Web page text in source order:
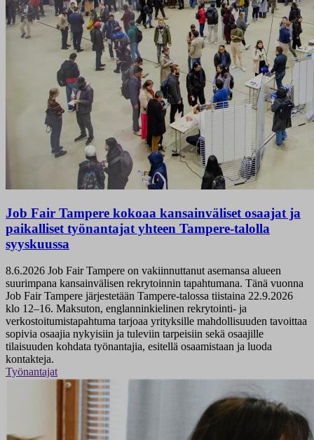
Job Fair Tampere kokoaa kansainväliset osaajat ja
paikalliset työnantajat yhteen Tampere-talolla
syyskuussa
8.6.2026 Job Fair Tampere on vakiinnuttanut asemansa alueen
suurimpana kansainvälisen rekrytoinnin tapahtumana. Tänä vuonna
Job Fair Tampere järjestetään Tampere-talossa tiistaina 22.9.2026
klo 12–16. Maksuton, englanninkielinen rekrytointi- ja
verkostoitumistapahtuma tarjoaa yrityksille mahdollisuuden tavoittaa
sopivia osaajia nykyisiin ja tuleviin tarpeisiin sekä osaajille
tilaisuuden kohdata työnantajia, esitellä osaamistaan ja luoda
kontakteja.
Työnantajat